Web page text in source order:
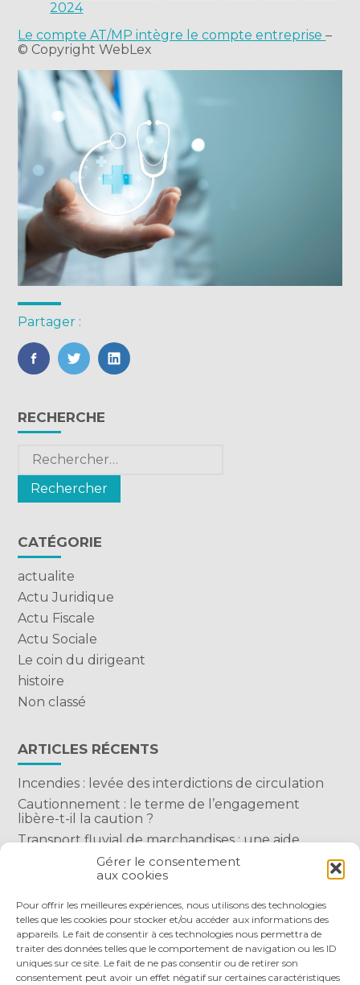
Gérer le consentement
aux cookies
Pour offrir les meilleures expériences, nous utilisons des technologies
telles que les cookies pour stocker et/ou accéder aux informations des
appareils. Le fait de consentir à ces technologies nous permettra de
traiter des données telles que le comportement de navigation ou les ID
uniques sur ce site. Le fait de ne pas consentir ou de retirer son
consentement peut avoir un effet négatif sur certaines caractéristiques
2024
Le compte AT/MP intègre le compte entreprise–
© Copyright WebLex
Partager :
FaceBook
TwitterLinkedIn
Blog
sidebar
RECHERCHE
Rechercher :
CATÉGORIE
actualite
Actu Juridique
Actu Fiscale
Actu Sociale
Le coin du dirigeant
histoire
Non classé
ARTICLES RÉCENTS
Incendies : levée des interdictions de circulation
Cautionnement : le terme de l’engagement
libère-t-il la caution ?
Transport fluvial de marchandises : une aide
financière bienvenue
Succession : les donations du parent renonçant